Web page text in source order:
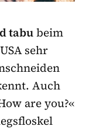
tabubeim
sehr
Auch
are you?«